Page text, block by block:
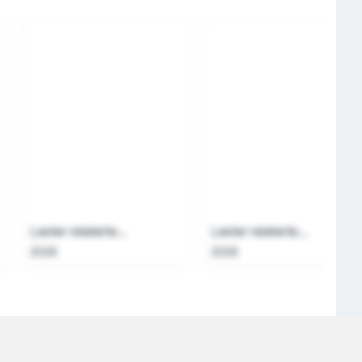
Laster relaterte... Laster relaterte...